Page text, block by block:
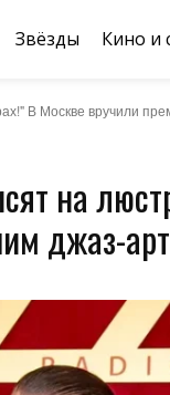
Звёзды Кино и
В Москве вручили
на
джаз-